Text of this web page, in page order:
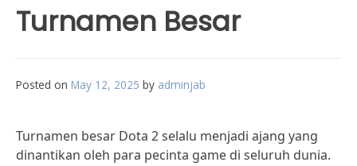
Turnamen Besar
Posted on May 12, 2025 by adminjab
Turnamen besar Dota 2 selalu menjadi ajang yang
dinantikan oleh para pecinta game di seluruh dunia.